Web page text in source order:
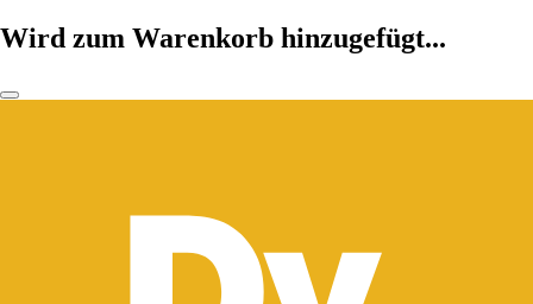
Wird zum Warenkorb hinzugefügt...